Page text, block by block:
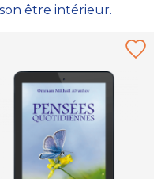
être intérieur.